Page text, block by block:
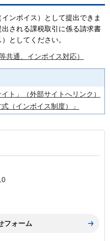
ンボイス）として提出できま
される課税取引に係る請求書
としてください。
共通、インボイス対応）
ト」（外部サイトへリンク）
（インボイス制度）」